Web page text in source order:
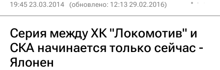
19:45 23.03.2014 (обновлено: 12:13 29.02.2016)
Серия между ХК "Локомотив" и
СКА начинается только сейчас -
Ялонен